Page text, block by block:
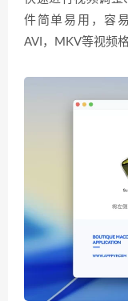
件简单易用，容
AVI，MKV等视频格